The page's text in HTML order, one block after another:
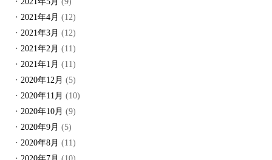
2021年4月 (12)
2021年3月 (12)
2021年2月 (11)
2021年1月 (11)
2020年12月 (5)
2020年11月 (10)
2020年10月 (9)
2020年9月 (5)
2020年8月 (11)